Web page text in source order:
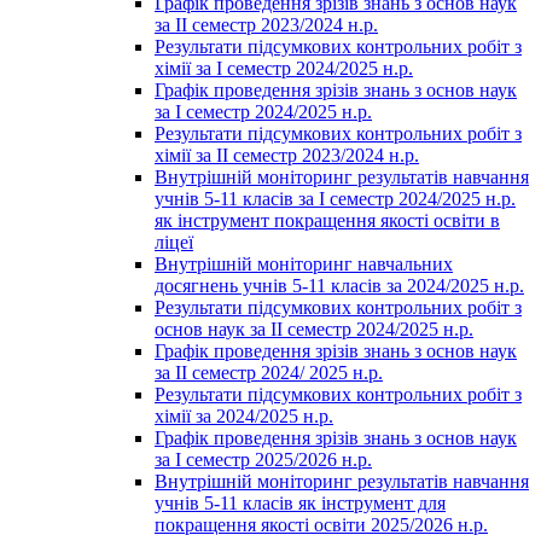
за ІІ семестр 2023/2024 н.р.
Результати підсумкових контрольних робіт з
хімії за І семестр 2024/2025 н.р.
Графік проведення зрізів знань з основ наук
за І семестр 2024/2025 н.р.
Результати підсумкових контрольних робіт з
хімії за ІІ семестр 2023/2024 н.р.
Внутрішній моніторинг результатів навчання
учнів 5-11 класів за І семестр 2024/2025 н.р.
як інструмент покращення якості освіти в
ліцеї
Внутрішній моніторинг навчальних
досягнень учнів 5-11 класів за 2024/2025 н.р.
Результати підсумкових контрольних робіт з
основ наук за ІІ семестр 2024/2025 н.р.
Графік проведення зрізів знань з основ наук
за ІІ семестр 2024/ 2025 н.р.
Результати підсумкових контрольних робіт з
хімії за 2024/2025 н.р.
Графік проведення зрізів знань з основ наук
за І семестр 2025/2026 н.р.
Внутрішній моніторинг результатів навчання
учнів 5-11 класів як інструмент для
покращення якості освіти 2025/2026 н.р.